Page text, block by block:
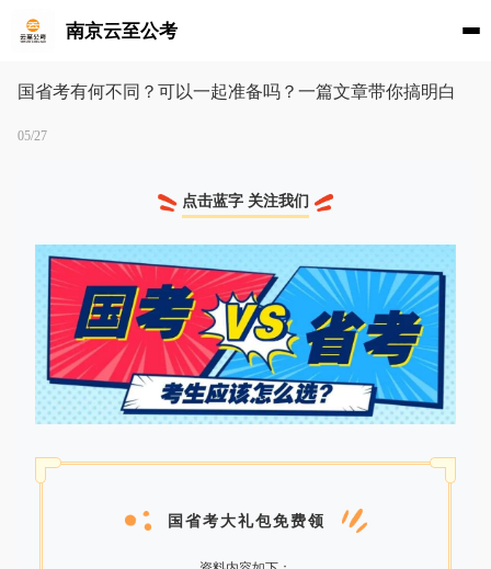
南京云至公考
国省考有何不同？可以一起准备吗？一篇文章带你搞明白
05/27
点击蓝字 关注我们
国省考大礼包免费领